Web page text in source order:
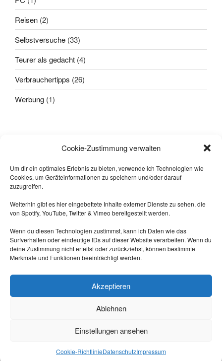
Cookie-Zustimmung verwalten
Um dir ein optimales Erlebnis zu bieten, verwende ich Technologien wie
Cookies, um Geräteinformationen zu speichern und/oder darauf
zuzugreifen.
Weiterhin gibt es hier eingebettete Inhalte externer Dienste zu sehen, die
von Spotify, YouTube, Twitter & Vimeo bereitgestellt werden.
Wenn du diesen Technologien zustimmst, kann ich Daten wie das
Surfverhalten oder eindeutige IDs auf dieser Website verarbeiten. Wenn du
deine Zustimmung nicht erteilst oder zurückziehst, können bestimmte
Merkmale und Funktionen beeinträchtigt werden.
Akzeptieren
Ablehnen
Einstellungen ansehen
Cookie-RichtlinieDatenschutzImpressum
Reisen (2)
Selbstversuche (33)
Teurer als gedacht (4)
Verbrauchertipps (26)
Werbung (1)
Dann kam einer, der wusste das
-- Quelle: Internet.
Triff mich auf Mastodon:
https://nrw.social/@laberbla